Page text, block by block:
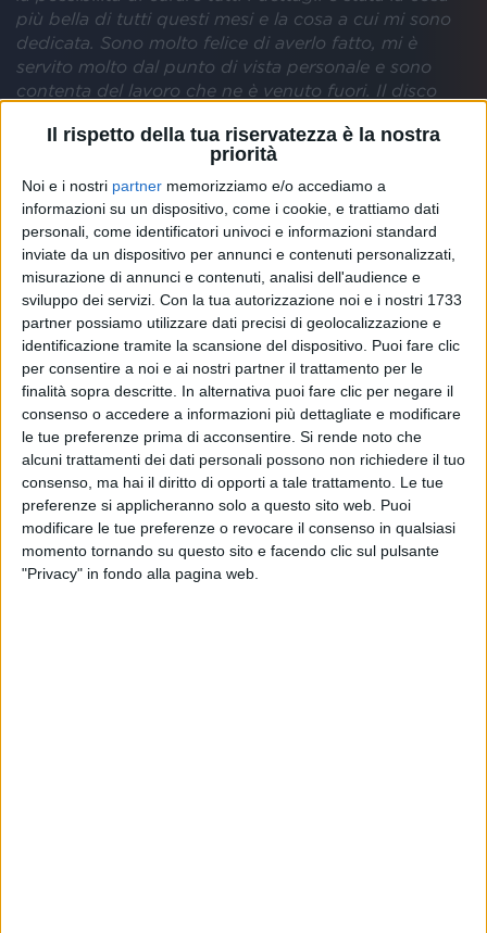
Il rispetto della tua riservatezza è la nostra
priorità
Noi e i nostri partner memorizziamo e/o accediamo a
informazioni su un dispositivo, come i cookie, e trattiamo dati
personali, come identificatori univoci e informazioni standard
inviate da un dispositivo per annunci e contenuti personalizzati,
misurazione di annunci e contenuti, analisi dell'audience e
sviluppo dei servizi. Con la tua autorizzazione noi e i nostri 1733
partner possiamo utilizzare dati precisi di geolocalizzazione e
identificazione tramite la scansione del dispositivo. Puoi fare clic
per consentire a noi e ai nostri partner il trattamento per le
finalità sopra descritte. In alternativa puoi fare clic per negare il
consenso o accedere a informazioni più dettagliate e modificare
le tue preferenze prima di acconsentire. Si rende noto che
alcuni trattamenti dei dati personali possono non richiedere il tuo
consenso, ma hai il diritto di opporti a tale trattamento. Le tue
preferenze si applicheranno solo a questo sito web. Puoi
modificare le tue preferenze o revocare il consenso in qualsiasi
momento tornando su questo sito e facendo clic sul pulsante
"Privacy" in fondo alla pagina web.
più bella di tutti questi mesi e la cosa a cui mi sono
dedicata. Sono molto felice di averlo fatto, mi è
servito molto dal punto di vista personale e sono
contenta del lavoro che ne è venuto fuori. Il disco
stato se fosse uscito prima. Alla fine sono
#ATUPERTU CON ANNALISA (NUDA)
ha cambiato anche il modo di salutarsi
eAnnalisaha confessato di averli provati un po’
tutti, ma non tutti la convincono fino in fondo. “